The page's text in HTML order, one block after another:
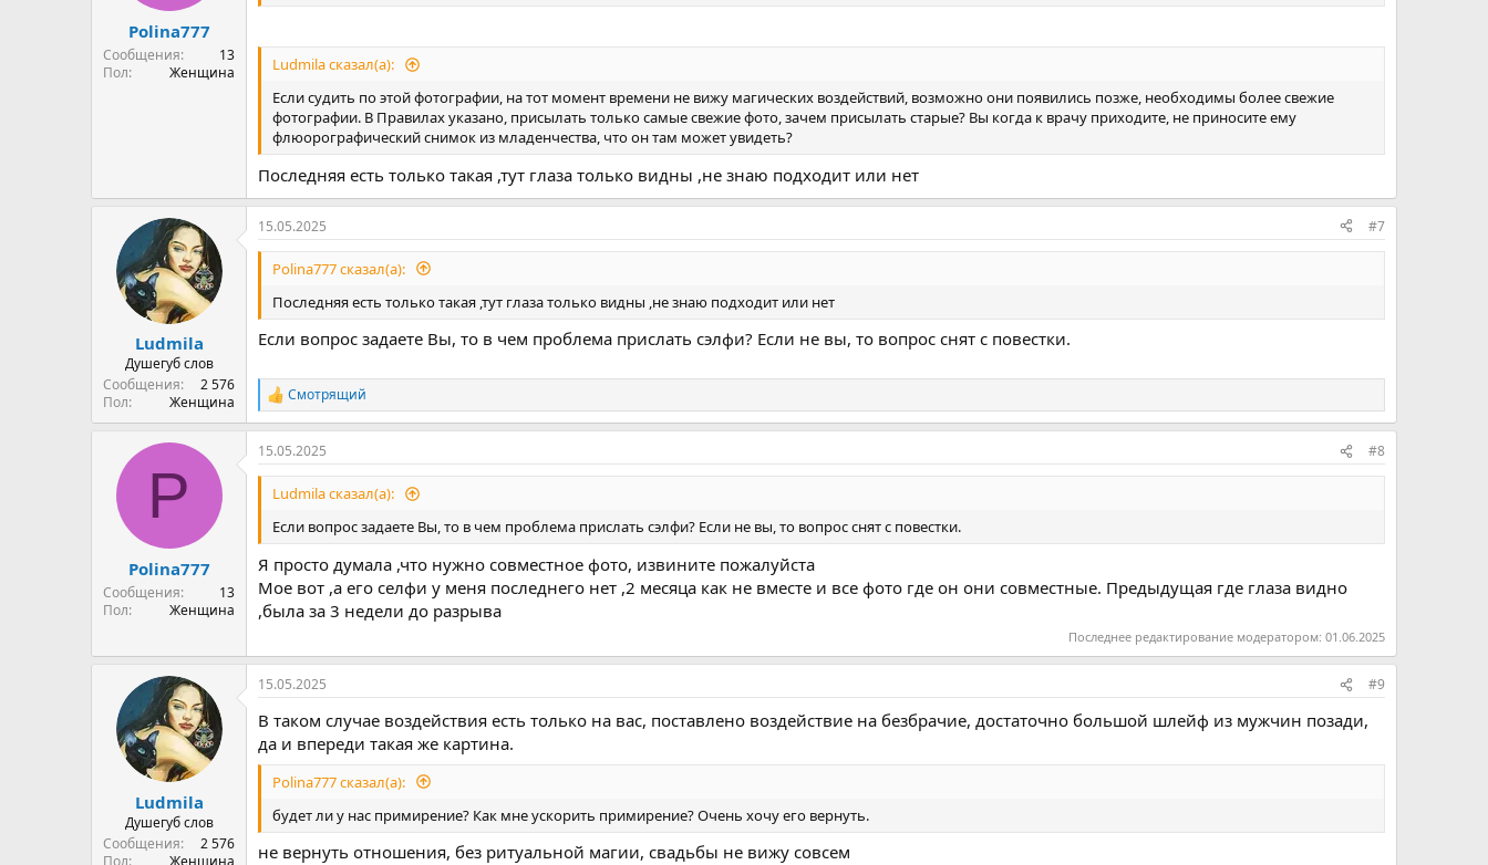
Polina777
Сообщения
13
Пол
Женщина
Ludmila сказал(а):
Если судить по этой фотографии, на тот момент времени не вижу магических воздействий, возможно они появились позже, необходимы более свежие
фотографии. В Правилах указано, присылать только самые свежие фото, зачем присылать старые? Вы когда к врачу приходите, не приносите ему
флюорографический снимок из младенчества, что он там может увидеть?
Последняя есть только такая ,тут глаза только видны ,не знаю подходит или нет
Ludmila
Душегуб слов
Сообщения
2 576
Пол
Женщина
15.05.2025 #7
Polina777 сказал(а):
Последняя есть только такая ,тут глаза только видны ,не знаю подходит или нет
Если вопрос задаете Вы, то в чем проблема прислать сэлфи? Если не вы, то вопрос снят с повестки.
Р
е
а
к
ц
и
Смотрящий
P
Polina777
Сообщения
13
Пол
Женщина
15.05.2025 #8
Ludmila сказал(а):
Если вопрос задаете Вы, то в чем проблема прислать сэлфи? Если не вы, то вопрос снят с повестки.
Я просто думала ,что нужно совместное фото, извините пожалуйста
Мое вот ,а его селфи у меня последнего нет ,2 месяца как не вместе и все фото где он они совместные. Предыдущая где глаза видно
,была за 3 недели до разрыва
Последнее редактирование модератором: 01.06.2025
Ludmila
Душегуб слов
Сообщения
2 576
Пол
Женщина
15.05.2025 #9
В таком случае воздействия есть только на вас, поставлено воздействие на безбрачие, достаточно большой шлейф из мужчин позади,
да и впереди такая же картина.
Polina777 сказал(а):
будет ли у нас примирение? Как мне ускорить примирение? Очень хочу его вернуть.
не вернуть отношения, без ритуальной магии, свадьбы не вижу совсем